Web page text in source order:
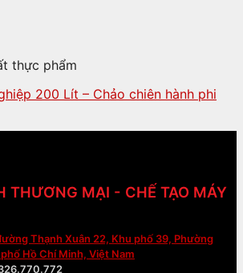
thực phẩm
200 Lít – Chảo chiên hành phi
THƯƠNG MẠI - CHẾ TẠO MÁY
Thạnh Xuân 22, Khu phố 39, Phường
Hồ Chí Minh, Việt Nam